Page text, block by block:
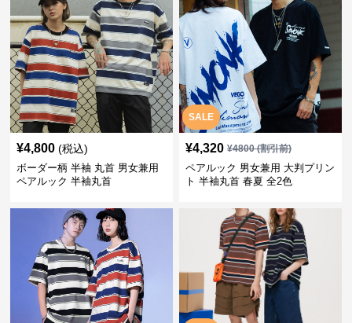
¥4,800 (税込)
ボーダー柄 半袖 丸首 男女兼用
ペアルック 半袖丸首
SALE
¥4,320 ¥4800(割引前)
ペアルック 男女兼用 大判プリン
ト 半袖丸首 春夏 全2色